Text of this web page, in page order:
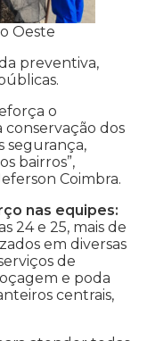
Oeste
preventiva,
o
dos
segurança,
bairros”,
Coimbra.
nas equipes:
24 e 25, mais de
em diversas
de
e poda
centrais,